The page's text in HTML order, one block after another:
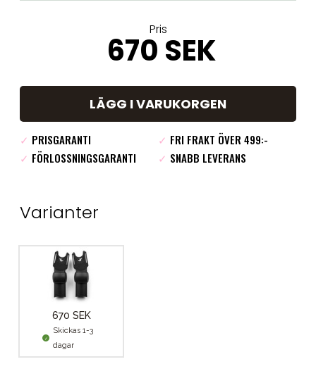
Pris
670 SEK
LÄGG I VARUKORGEN
✓ PRISGARANTI ✓ FRI FRAKT ÖVER 499:-
✓ FÖRLOSSNINGSGARANTI ✓ SNABB LEVERANS
Varianter
670 SEK
Skickas 1-3
dagar